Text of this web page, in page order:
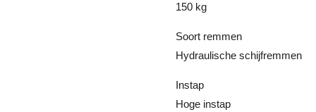
150 kg
Soort remmen
Hydraulische schijfremmen
Instap
Hoge instap